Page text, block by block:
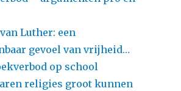
Luther: een
gevoel van vrijheid…
op school
religies groot kunnen